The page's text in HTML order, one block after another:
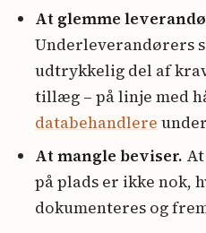
At glemme
Underleverandørers
udtrykkelig del af
tillæg – på linje med
databehandlere
At mangle beviser.
på plads er ikke nok,
dokumenteres og